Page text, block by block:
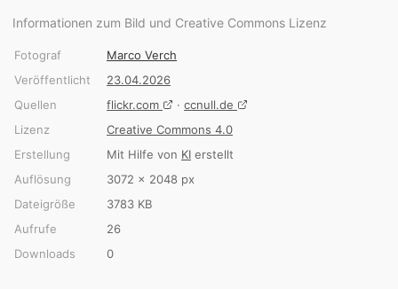
Informationen zum Bild und Creative Commons Lizenz
Fotograf
Marco Verch
Veröffentlicht
23.04.2026
Quellen
flickr.com · ccnull.de
Lizenz
Creative Commons 4.0
Erstellung
Mit Hilfe von KI erstellt
Auflösung
3072 × 2048 px
Dateigröße
3783 KB
Aufrufe
26
Downloads
0